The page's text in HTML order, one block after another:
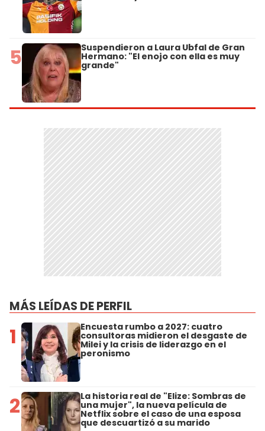
5 Suspendieron a Laura Ubfal de Gran
Hermano: "El enojo con ella es muy
grande"
MÁS LEÍDAS DE PERFIL
1 Encuesta rumbo a 2027: cuatro
consultoras midieron el desgaste de
Milei y la crisis de liderazgo en el
peronismo
2 La historia real de "Elize: Sombras de
una mujer", la nueva película de
Netflix sobre el caso de una esposa
que descuartizó a su marido